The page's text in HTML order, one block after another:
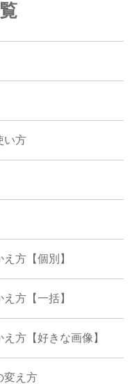
い方
方【個別】
方【一括】
方【好きな画像】
変え方